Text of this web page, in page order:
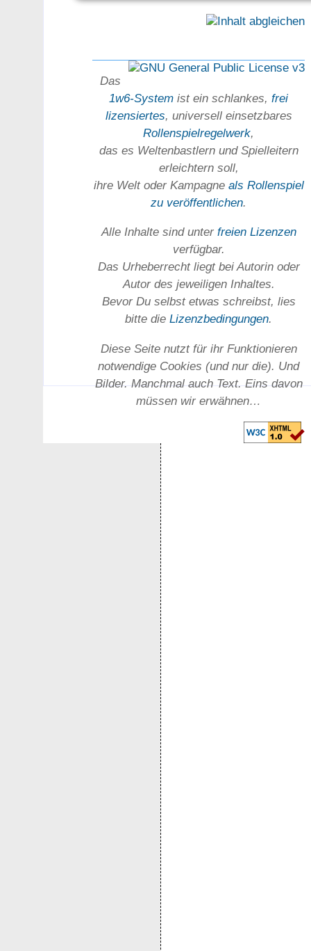
Das
1w6-System ist ein schlankes,frei
lizensiertes, universell einsetz­bares
Rollen­spielregel­werk,
das es Welten­bastlern und Spiel­leitern
erleichtern soll,
ihre Welt oder Kam­pagne als Rollenspiel
zu ver­öffent­lichen.
Alle Inhalte sind unter freien Lizenzen
verfügbar.
Das Urheber­recht liegt bei Autorin oder
Autor des jeweiligen In­haltes.
Bevor Du selbst etwas schreibst, lies
bitte dieLizenz­bedingungen.
Diese Seite nutzt für ihr Funktionieren
notwendige Cookies (und nur die). Und
Bilder. Manchmal auch Text. Eins davon
müssen wir erwähnen…